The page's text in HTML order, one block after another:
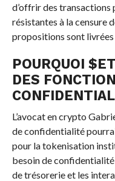
d’offrir des transactions
résistantes à la censure
propositions sont livrées
POURQUOI $
DES
L’avocat en crypto
de confidentialité
pour la tokenisation
besoin de
de trésorerie et les